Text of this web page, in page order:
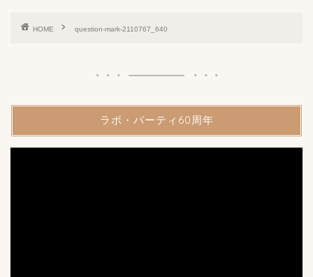
HOME question-mark-2110767_640
ラボ・パーティ60周年